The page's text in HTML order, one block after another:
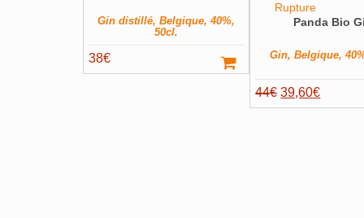
Gin distillé, Belgique, 40%,
50cl.
38€
Rupture
Panda Bio
Gin, Belgique,
44€ Le
prix
39,60€Le
prix